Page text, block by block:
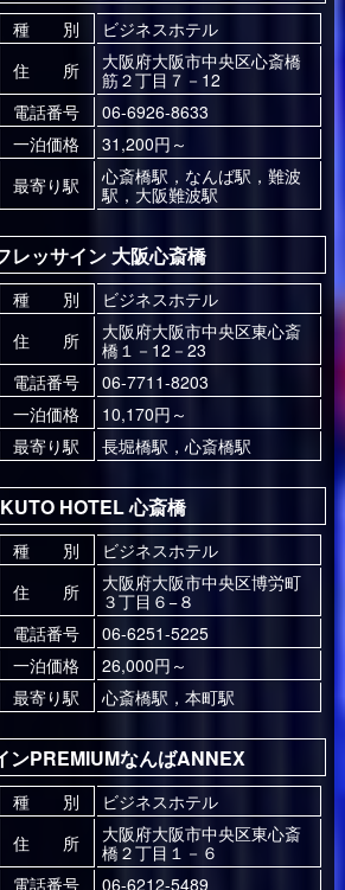
種 別
ビジネスホテル
住 所
大阪府大阪市中央区心斎橋
筋２丁目７－12
電話番号
06-6926-8633
一泊価格
31,200円～
最寄り駅
心斎橋駅，なんば駅，難波
駅，大阪難波駅
レッサイン 大阪心斎橋
種 別
ビジネスホテル
住 所
大阪府大阪市中央区東心斎
橋１－12－23
電話番号
06-7711-8203
一泊価格
10,170円～
最寄り駅
長堀橋駅，心斎橋駅
HOTEL 心斎橋
種 別
ビジネスホテル
住 所
大阪府大阪市中央区博労町
３丁目６−８
電話番号
06-6251-5225
一泊価格
26,000円～
最寄り駅
心斎橋駅，本町駅
ンPREMIUMなんばANNEX
種 別
ビジネスホテル
住 所
大阪府大阪市中央区東心斎
橋２丁目１－６
電話番号
06-6212-5489